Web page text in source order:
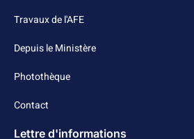
Travaux de l'AFE
Depuis le Ministère
Photothèque
Contact
Lettre d'informations